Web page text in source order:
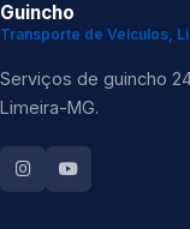
Guincho
Transporte de Veículos,
Serviços de guincho
Limeira-MG.